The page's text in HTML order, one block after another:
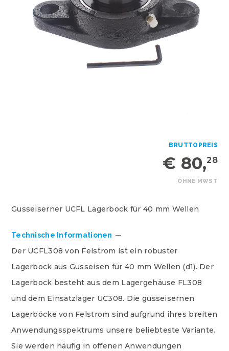
BRUTTOPREIS
OHNE MWST
€ 80,28
Gusseiserner UCFL Lagerbock für 40 mm Wellen
Technische Informationen
Der UCFL308 von Felstrom ist ein robuster
Lagerbock aus Gusseisen für 40 mm Wellen (d1). Der
Lagerbock besteht aus dem Lagergehäuse FL308
und dem Einsatzlager UC308. Die gusseisernen
Lagerböcke von Felstrom sind aufgrund ihres breiten
Anwendungsspektrums unsere beliebteste Variante.
Sie werden häufig in offenen Anwendungen